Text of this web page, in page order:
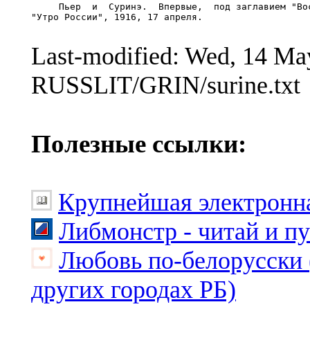
Пьер  и  Суринэ.  Впервые,  под заглавием
"Утро России", 1916, 17 апреля.
Last-modified: Wed, 14
RUSSLIT/GRIN/surine.txt
Полезные ссылки:
Крупнейшая
Либмонстр - читай и
Любовь по-белорусски
других городах РБ)